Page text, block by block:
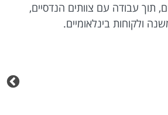
תוך עבודה עם צוותים הנדסיים,
ולקוחות בינלאומיים.